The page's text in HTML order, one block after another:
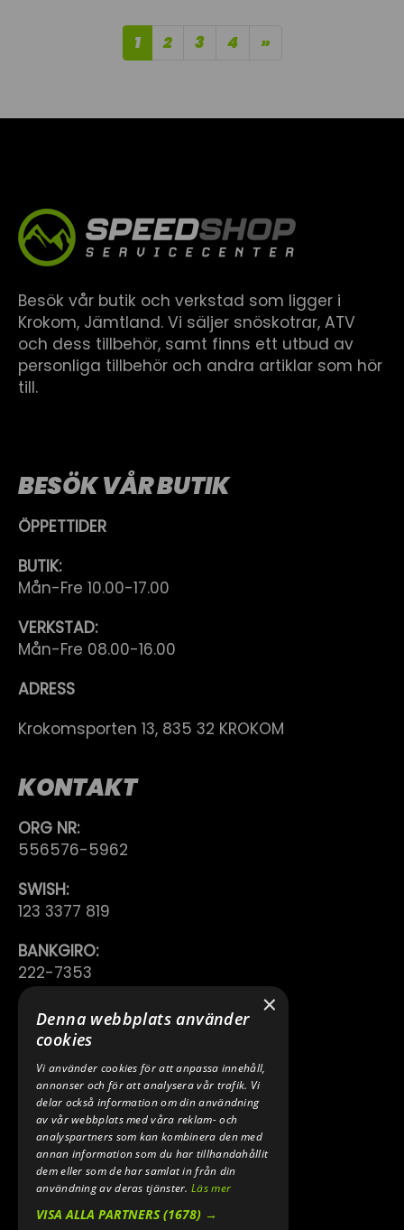
1 2 3 4 »
Besök vår butik och verkstad som ligger i
Krokom, Jämtland. Vi säljer snöskotrar, ATV
och dess tillbehör, samt finns ett utbud av
personliga tillbehör och andra artiklar som hör
till.
BESÖK VÅR BUTIK
ÖPPETTIDER
BUTIK:
Mån-Fre 10.00-17.00
VERKSTAD:
Mån-Fre 08.00-16.00
ADRESS
Krokomsporten 13, 835 32 KROKOM
KONTAKT
ORG NR:
556576-5962
SWISH:
123 3377 819
BANKGIRO:
222-7353
TELEFON:
0640 200 50
E-POST:
INFO@SPEEDSHOPEN.SE
ÅNGRA MITT KÖP
×
Denna webbplats använder
cookies
Vi använder cookies för att anpassa innehåll,
annonser och för att analysera vår trafik. Vi
delar också information om din användning
av vår webbplats med våra reklam- och
analyspartners som kan kombinera den med
annan information som du har tillhandahållit
dem eller som de har samlat in från din
användning av deras tjänster.Läs mer
VISA ALLA PARTNERS(1678) →